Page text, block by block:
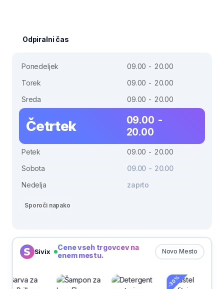
Odpiralni čas
Ponedeljek
09.00 - 20.00
Torek
09.00 - 20.00
Sreda
09.00 - 20.00
Četrtek
09.00 -
20.00
Petek
09.00 - 20.00
Sobota
09.00 - 20.00
Nedelja
zaprto
Sporoči napako
Sivix Novo Mesto
Cene vseh trgovcev na
enem mestu.
-30%